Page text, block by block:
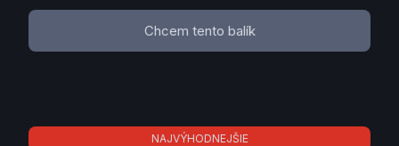
Chcem tento balík
NAJVÝHODNEJŠIE